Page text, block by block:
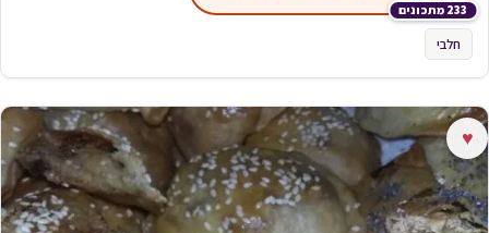
233 מתכונים
חלבי
♥